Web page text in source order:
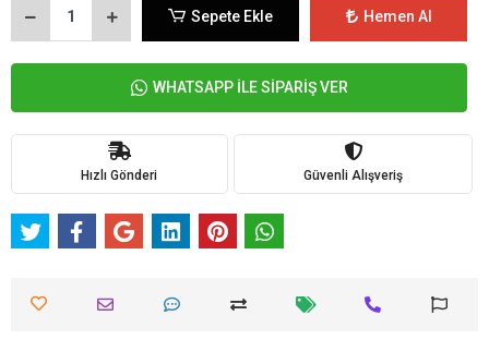
Sepete Ekle Hemen Al
WHATSAPP İLE SİPARİŞ VER
Hızlı Gönderi Güvenli Alışveriş